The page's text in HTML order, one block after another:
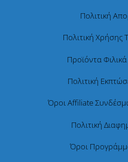
Πολιτική
Πολιτική Χρήσης
Προϊόντα
Πολιτική
Όροι Affiliate
Πολιτική
Όροι